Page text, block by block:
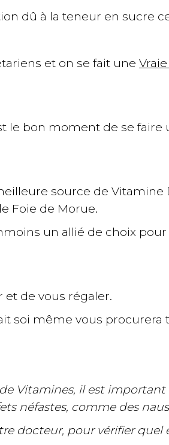
dû à la teneur en sucre
et on se fait une
le bon moment de se faire
source de Vitamine
Foie de Morue.
un allié de choix
et de vous régaler.
soi même vous
Vitamines, il est
néfastes, comme des
docteur, pour vérifier